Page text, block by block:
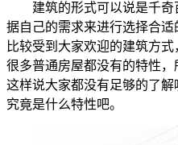
建筑的形式可以说是千
据自己的需求来进行选择合适
比较受到大家欢迎的建筑方式
很多普通房屋都没有的特性
这样说大家都没有足够的了解
究竟是什么特性吧。